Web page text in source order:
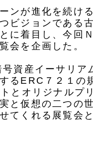
ンが進化を続け
ビジョンである
に着目し、今回
会を企画した。
資産イーサリア
るERC７２１の
とオリジナルプ
と仮想の二つの
てくれる展覧会